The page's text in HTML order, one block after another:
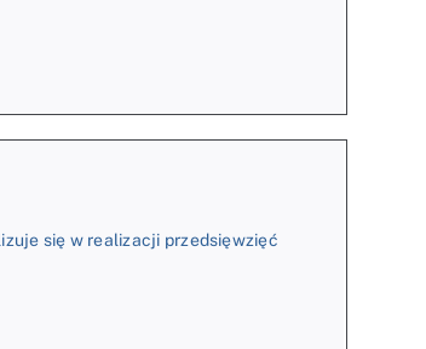
się w realizacji przedsięwzięć